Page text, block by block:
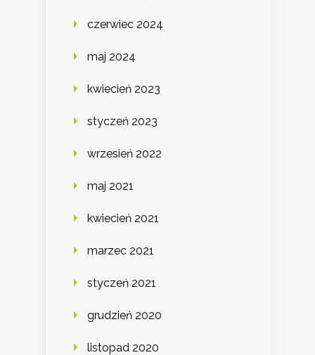
czerwiec 2024
maj 2024
kwiecień 2023
styczeń 2023
wrzesień 2022
maj 2021
kwiecień 2021
marzec 2021
styczeń 2021
grudzień 2020
listopad 2020